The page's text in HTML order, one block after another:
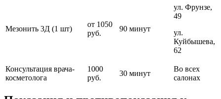
Мезонить 3Д (1 шт)
от 1050
руб.
90 минут
ул. Фрунзе,
49
ул.
Куйбышева,
62
Консультация врача-
косметолога
1000
руб.
30 минут
Во всех
салонах